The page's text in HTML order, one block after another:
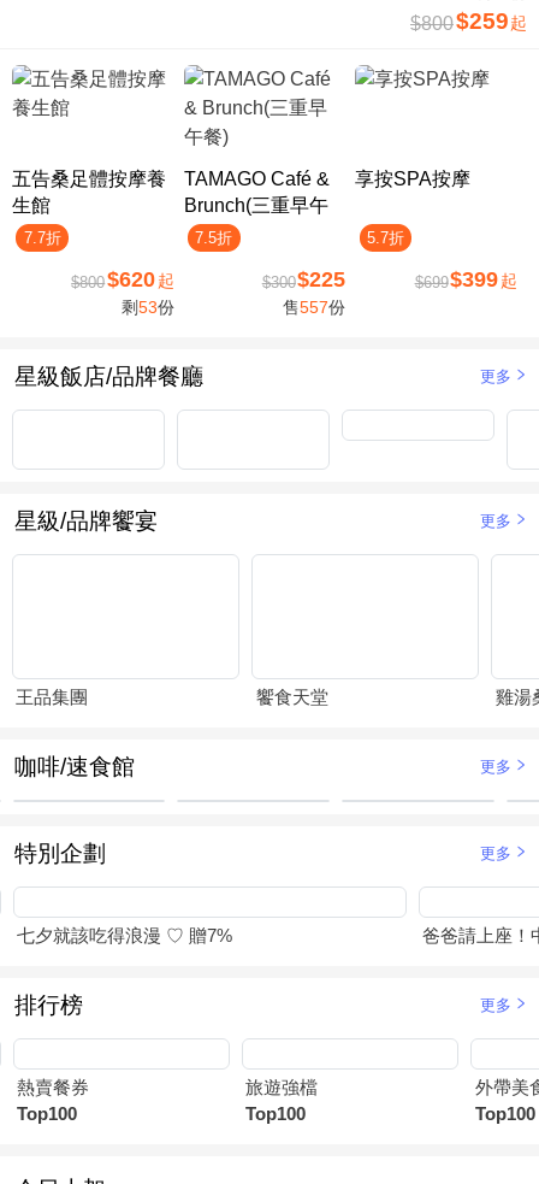
$800$259 起
五告桑足體按摩養
生館
7.7折
$800$620 起
剩53份
TAMAGO Café &
Brunch(三重早午
餐)
7.5折
$300$225
售557份
享按SPA按摩
5.7折
$699$399 起
星級飯店/品牌餐廳 更多
星級/品牌饗宴 更多
王品集團 饗食天堂 雞湯
咖啡/速食館 更多
特別企劃 更多
七夕就該吃得浪漫 ♡ 贈7% 爸爸請上座！
排行榜 更多
熱賣餐券
Top100
旅遊強檔
Top100
外帶美
Top100